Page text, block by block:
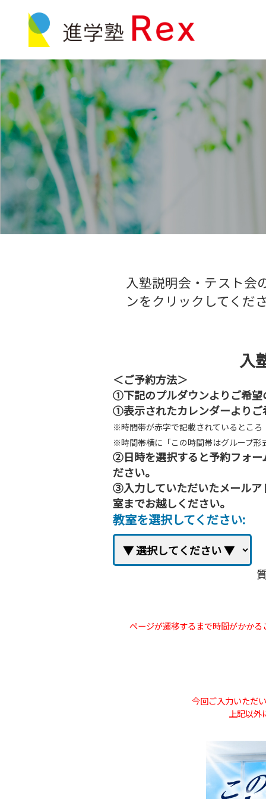
入塾説明会・テスト会
ンをクリックしてくだ
入
＜ご予約方法＞
①下記のプルダウンよりご希望
①表示されたカレンダーよりご
※時間帯が赤字で記載されているところ
※時間帯横に「この時間帯はグループ形
②日時を選択すると予約フォー
ださい。
③入力していただいたメールア
室までお越しください。
教室を選択してください:
ページが遷移するまで時間がかか
今回ご入力いただ
上記以